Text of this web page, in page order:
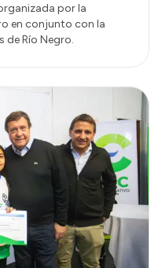
por la
en conjunto con la
de Río Negro.